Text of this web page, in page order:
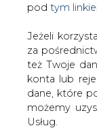
pod tym
Jeżeli
za
też Twoje
konta lub
dane, które
możemy
Usług.
Strona główna
/
gospodarce